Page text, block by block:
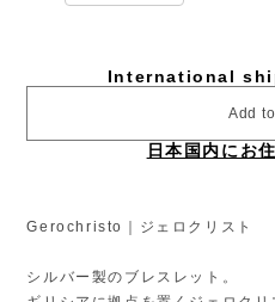
International
Add
日本国内にお
Gerochristo｜ジェロクリスト
シルバー製のブレスレット。